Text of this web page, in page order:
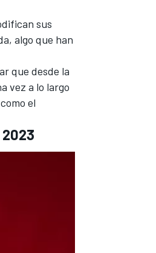
sus
algo que han
que desde la
vez a lo largo
el